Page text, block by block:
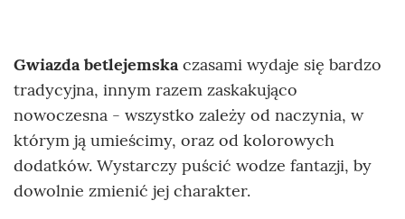
Gwiazda betlejemskaczasami wydaje się bardzo
tradycyjna, innym razem zaskakująco
nowoczesna - wszystko zależy od naczynia, w
którym ją umieścimy, oraz od kolorowych
dodatków. Wystarczy puścić wodze fantazji, by
dowolnie zmienić jej charakter.